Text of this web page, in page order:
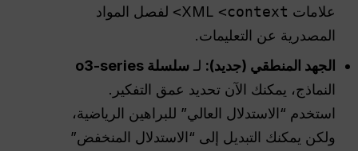
علامات XML <context>
لفصل المواد
المصدرية عن التعليمات.
الجهد المنطقي (جديد): لـسلسلة o3-series
النماذج، يمكنك الآن تحديد عمق التفكير.
استخدم “الاستدلال العالي” للبراهين الرياضية،
ولكن يمكنك التبديل إلى “الاستدلال المنخفض”